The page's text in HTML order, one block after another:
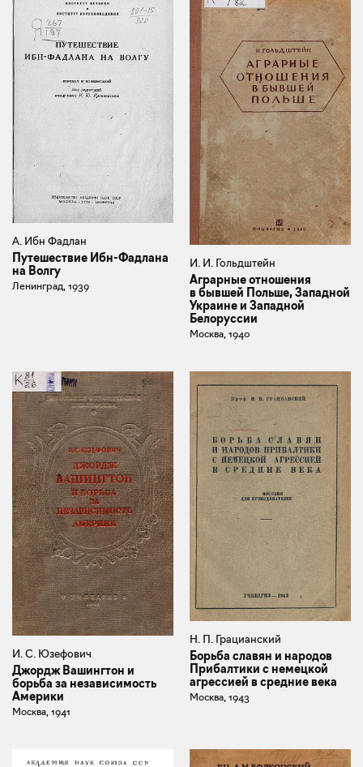
А. Ибн Фадлан
Путешествие Ибн-Фадлана
на Волгу
Ленинград, 1939
И. И. Гольдштейн
Аграрные отношения
в бывшей Польше, Западной
Украине и Западной
Белоруссии
Москва, 1940
И. С. Юзефович
Джордж Вашингтон и
борьба за независимость
Америки
Москва, 1941
Н. П. Грацианский
Борьба славян и народов
Прибалтики с немецкой
агрессией в средние века
Москва, 1943